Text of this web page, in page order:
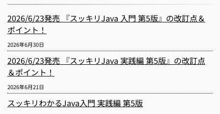
2026/6/23発売 『スッキリJava 入門 第5版』の改訂点＆
ポイント！
2026年6月30日
2026/6/23発売 『スッキリJava 実践編 第5版』の改訂点
＆ポイント！
2026年6月21日
スッキリわかるJava入門 実践編 第5版